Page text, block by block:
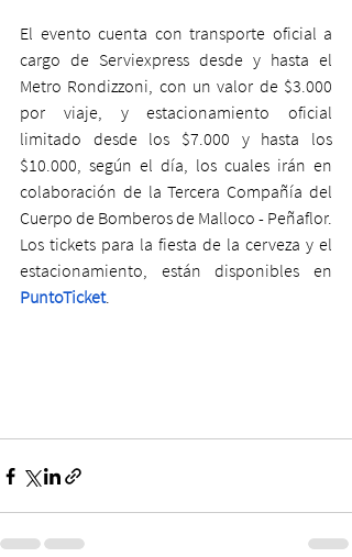
El evento cuenta con transporte oficial a
cargo de Serviexpress desde y hasta el
Metro Rondizzoni, con un valor de $3.000
por viaje, y estacionamiento oficial
limitado desde los $7.000 y hasta los
$10.000, según el día, los cuales irán en
colaboración de la Tercera Compañía del
Cuerpo de Bomberos de Malloco - Peñaflor.
Los tickets para la fiesta de la cerveza y el
estacionamiento, están disponibles en
PuntoTicket.